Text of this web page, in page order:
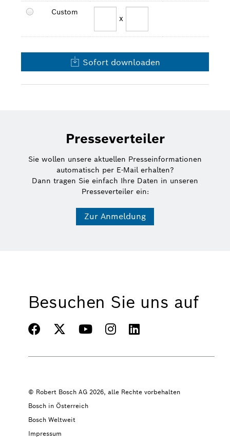
Bosch Weltweit
Custom
x
Sofort downloaden
Presseverteiler
Sie wollen unsere aktuellen Presseinformationen
automatisch per E-Mail erhalten?
Dann tragen Sie einfach Ihre Daten in unseren
Presseverteiler ein:
Zur Anmeldung
Besuchen Sie uns auf
© Robert Bosch AG 2026, alle Rechte vorbehalten
Bosch in Österreich
Bosch Weltweit
Impressum